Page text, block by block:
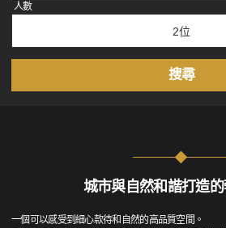
人數
搜尋
城市與自然和諧打造
一個可以感受到細心款待和自然的高品質空間。